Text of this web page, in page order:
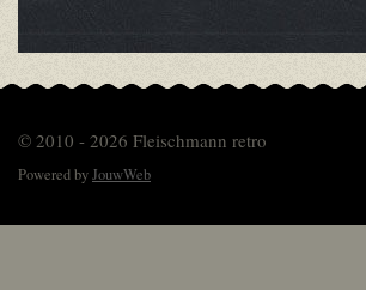
© 2010 - 2026 Fleischmann retro
Powered byJouwWeb